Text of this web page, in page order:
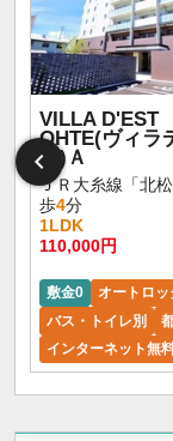
VILLA D'EST
OHTE(ヴィラ
手)Ａ
ＪＲ大糸線「北
歩4分
1LDK
110,000円
敷金0
オートロッ
バス・トイレ別
インターネット無